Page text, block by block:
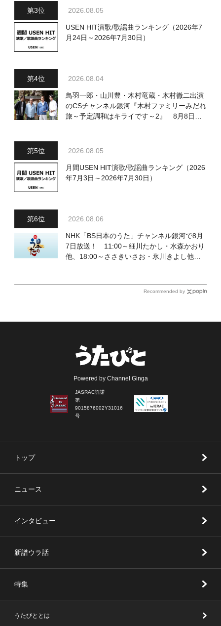
2026.08.05
USEN HIT演歌/歌謡曲ランキング（2026年7
月24日～2026年7月30日）
2026.08.04
鳥羽一郎・山川豊・木村竜蔵・木村徹二出演
のCSチャンネル銀河『木村ファミリーみだれ
旅～予定調和はキライです～2』 8月8日
2026.08.05
月間USEN HIT演歌/歌謡曲ランキング（2026
年7月3日～2026年7月30日）
2026.08.06
NHK「BS日本のうた」チャンネル銀河で8月
7日放送！ 11:00～細川たかし・水森かおり
他、18:00～ささきいさお・氷川きよし他登
Recommended by
Powered by Channel Ginga
JASRAC許諾
第
9015876002Y31016
号
トップ
ニュース
インタビュー
新譜ウラ話
特集
うたびととは